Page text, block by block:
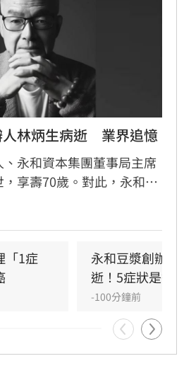
人林炳生病逝　業界追憶
、永和資本集團董事局主席
享壽70歲。對此，永和資
訃告證實，林炳生昨（7）
「1症
永和豆漿創辦
逝！5症狀是警
-100分鐘前